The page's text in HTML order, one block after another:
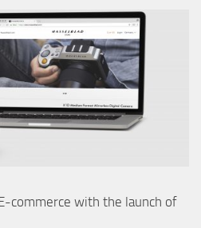
commerce with the launch of